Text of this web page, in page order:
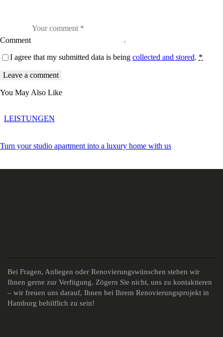
Comment
I agree that my submitted data is being collected and stored. *
You May Also Like
LEISTUNGEN
Turn your studio apartment into a luxury home with us
Bei Fragen, Anliegen oder Renovierungswünschen stehen wir
Ihnen gerne zur Verfügung. Zögern Sie nicht, uns zu kontaktieren
– wir freuen uns darauf, Ihnen bei Ihrem Renovierungsprojekt in
Hamburg behilflich zu sein!